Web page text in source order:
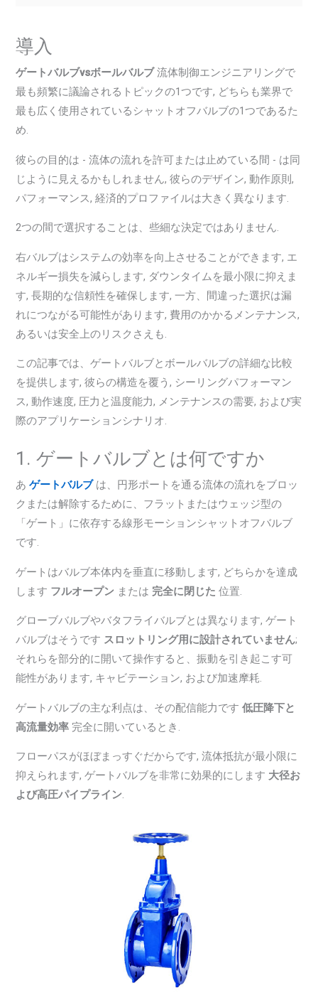
導入
ゲートバルブvsボールバルブ流体制御エンジニアリングで
最も頻繁に議論されるトピックの1つです, どちらも業界で
最も広く使用されているシャットオフバルブの1つであるた
め.
彼らの目的は - 流体の流れを許可または止めている間 - は同
じように見えるかもしれません, 彼らのデザイン, 動作原則,
パフォーマンス, 経済的プロファイルは大きく異なります.
2つの間で選択することは、些細な決定ではありません.
右バルブはシステムの効率を向上させることができます, エ
ネルギー損失を減らします, ダウンタイムを最小限に抑えま
す, 長期的な信頼性を確保します, 一方、間違った選択は漏
れにつながる可能性があります, 費用のかかるメンテナンス,
あるいは安全上のリスクさえも.
この記事では、ゲートバルブとボールバルブの詳細な比較
を提供します, 彼らの構造を覆う, シーリングパフォーマン
ス, 動作速度, 圧力と温度能力, メンテナンスの需要, および実
際のアプリケーションシナリオ.
1. ゲートバルブとは何ですか
あゲートバルブは、円形ポートを通る流体の流れをブロッ
クまたは解除するために、フラットまたはウェッジ型の
「ゲート」に依存する線形モーションシャットオフバルブ
です.
ゲートはバルブ本体内を垂直に移動します, どちらかを達成
します フルオープン または 完全に閉じた 位置.
グローブバルブやバタフライバルブとは異なります, ゲート
バルブはそうです スロットリング用に設計されていません;
それらを部分的に開いて操作すると、振動を引き起こす可
能性があります, キャビテーション, および加速摩耗.
ゲートバルブの主な利点は、その配信能力です低圧降下と
高流量効率 完全に開いているとき.
フローパスがほぼまっすぐだからです, 流体抵抗が最小限に
抑えられます, ゲートバルブを非常に効果的にします 大径お
よび高圧パイプライン.